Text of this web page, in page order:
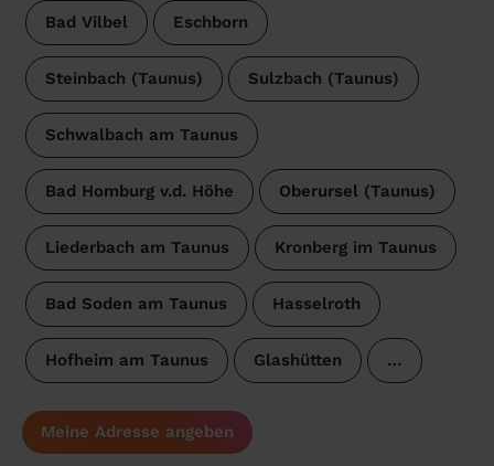
Bad Vilbel Eschborn
Steinbach (Taunus) Sulzbach (Taunus)
Schwalbach am Taunus
Bad Homburg v.d. Höhe Oberursel (Taunus)
Liederbach am Taunus Kronberg im Taunus
Bad Soden am Taunus Hasselroth
Hofheim am Taunus Glashütten …
Meine Adresse angeben